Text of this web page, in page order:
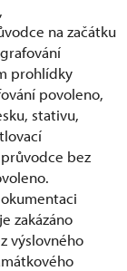
na začátku
prohlídky
povoleno,
stativu,
bez
zakázáno
výslovného